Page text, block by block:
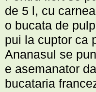
de 5 l, cu
o bucata de
pui la cuptor ca
Ananasul se
e asemanator
bucataria